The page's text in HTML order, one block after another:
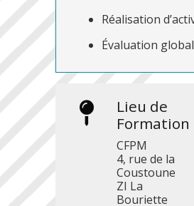
Réalisation
Évaluation
Lieu de
Formation
CFPM
4, rue de la
Coustoune
ZI La
Bouriette